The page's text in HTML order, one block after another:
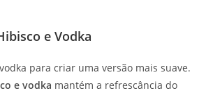
e Vodka
para criar uma versão mais suave.
e vodka mantém a refrescância do